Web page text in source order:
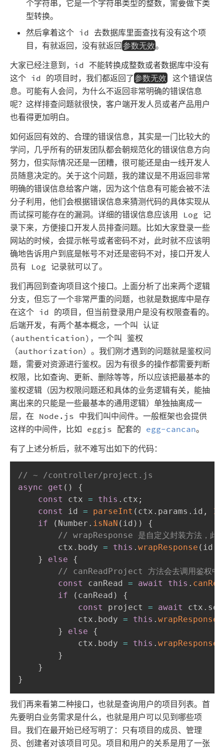
个字符串，它是一个字符串类型的整数，需要做下类
型转换。
然后拿着这个 id 去数据库里面查找有没有这个项
目，有就返回，没有就返回参数无效。
大家已经注意到，id 不能转换成整数或者数据库中没有
这个 id 的项目时，我们都返回了参数无效这个错误信
息。可能有人会问，为什么不返回非常明确的错误信息
呢？这样排查问题就很快，客户端开发人员或者产品用户
也看得更加明白。
如何返回有效的、合理的错误信息，其实是一门比较大的
学问，几乎所有的研发团队都会朝规范化的错误信息方向
努力，但实际情况还是一团糟，很可能还是由一线开发人
员随意决定的。关于这个问题，我的建议是不用返回非常
明确的错误信息给客户端，因为这个信息有可能会被不法
分子利用，他们会根据错误信息来猜测代码的具体实现从
而试探可能存在的漏洞。详细的错误信息应该用 Log 记
录下来，方便接口开发人员排查问题。比如大家登录一些
网站的时候，会提示帐号或者密码不对，此时就不应该明
确地告诉用户到底是帐号不对还是密码不对，接口开发人
员有 Log 记录就可以了。
我们再回到查询项目这个接口。上面分析了出来两个逻辑
分支，但忘了一个非常严重的问题，也就是数据库中是存
在这个 id 的项目，但当前登录用户是没有权限查看的。
后端开发，有两个基本概念，一个叫 认证
(authentication)，一个叫 鉴权
（authorization）。我们刚才遇到的问题就是鉴权问
题，需要对资源进行鉴权。因为有很多的操作都需要判断
权限，比如查询、更新、删除等等，所以应该把最基本的
鉴权逻辑（因为权限问题还和具体的业务逻辑有关，能抽
离出来的只能是一些最基本的通用逻辑）单独抽离成一
层，在 Node.js 中我们叫中间件。一般框架也会提供
这样的中间件，比如 eggjs 配套的 egg-cancan。
有了上述分析后，就不难写出如下的代码：
// ~ /controller/project.js
async
get ( )
{
const ctx = this . ctx ;
const id = parseInt ( ctx . params . id , 10
if
( Number . isNaN ( id ) )
{
// wrapResponse 是自定义封装方法，此
        ctx
. body = this . wrapResponse ( id
}
else
{
// canReadProject 方法会去调用鉴权中间
const canRead = await this .
if
( canRead )
{
const project = await ctx .
            ctx
. body = this . wrapResponse
}
else
{
            ctx
. body = this . wrapResponse
}
}
}
我们再来看第二种接口，也就是查询用户的项目列表。首
先要明白业务需求是什么，也就是用户可以见到哪些项
目。我们在最开始已经写明了：只有项目的成员、管理
员、创建者对该项目可见。项目和用户的关系是用了一张